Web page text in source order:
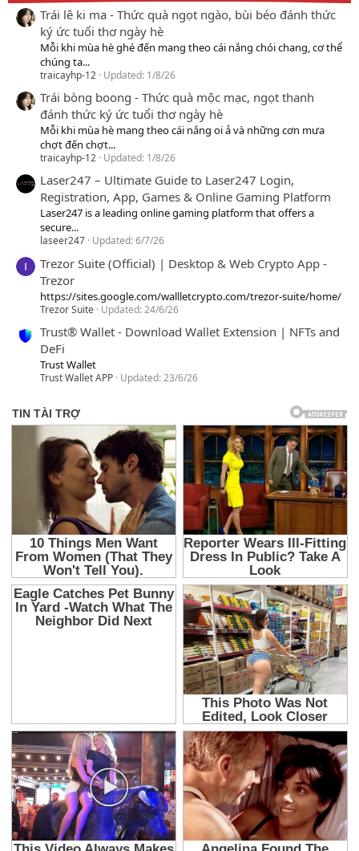
Trái lê ki ma - Thức quà ngọt ngào, bùi béo đánh thức
ký ức tuổi thơ ngày hè
Mỗi khi mùa hè ghé đến mang theo cái nắng chói chang, cơ thể
chúng ta...
traicayhp-12 Updated: 1/8/26
Trái bòng boong - Thức quà mộc mạc, ngọt thanh
đánh thức ký ức tuổi thơ ngày hè
Mỗi khi mùa hè mang theo cái nắng oi ả và những cơn mưa
chợt đến chợt...
traicayhp-12 Updated: 1/8/26
Laser247 – Ultimate Guide to Laser247 Login,
Registration, App, Games & Online Gaming Platform
Laser247 is a leading online gaming platform that offers a
secure...
laseer247 Updated:6/7/26
Trezor Suite (Official) | Desktop & Web Crypto App -
Trezor
https://sites.google.com/wallletcrypto.com/trezor-suite/home/
Trezor Suite Updated:24/6/26
Trust® Wallet - Download Wallet Extension | NFTs and
DeFi
Trust Wallet
Trust Wallet APP Updated:23/6/26